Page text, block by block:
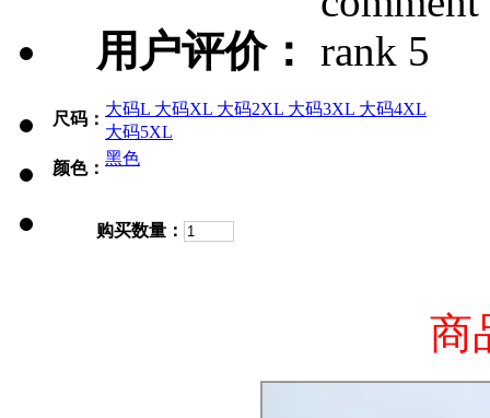
用户评价：
尺码：
大码L 大码XL 大码2XL 大码3XL 大码4XL
大码5XL
颜色：
黑色
购买数量：
商